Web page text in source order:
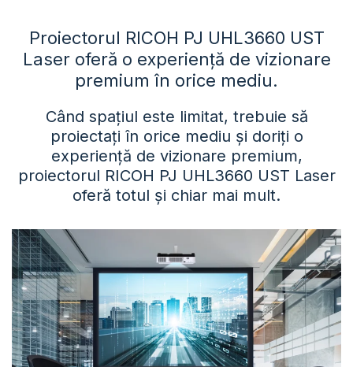
Proiectorul RICOH PJ UHL3660 UST
Laser oferă o experiență de vizionare
premium în orice mediu.
Când spațiul este limitat, trebuie să
proiectați în orice mediu și doriți o
experiență de vizionare premium,
proiectorul RICOH PJ UHL3660 UST Laser
oferă totul și chiar mai mult.